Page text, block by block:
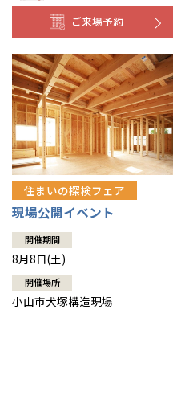
ご来場予約
住まいの探検フェア
現場公開イベント
開催期間
8月8日(土)
開催場所
小山市犬塚構造現場